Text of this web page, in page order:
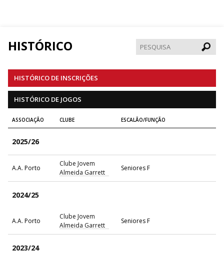
HISTÓRICO
HISTÓRICO DE INSCRIÇÕES
HISTÓRICO DE JOGOS
ASSOCIAÇÃO CLUBE ESCALÃO/FUNÇÃO
2025/26
A.A. Porto
Clube Jovem
Almeida Garrett
Seniores F
2024/25
A.A. Porto
Clube Jovem
Almeida Garrett
Seniores F
2023/24